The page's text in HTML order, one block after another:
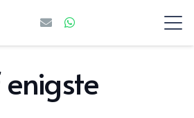
enigste